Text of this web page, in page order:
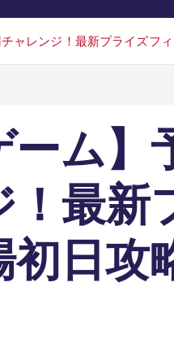
ャレンジ！最新プライズフ
ーム
最新
初日攻